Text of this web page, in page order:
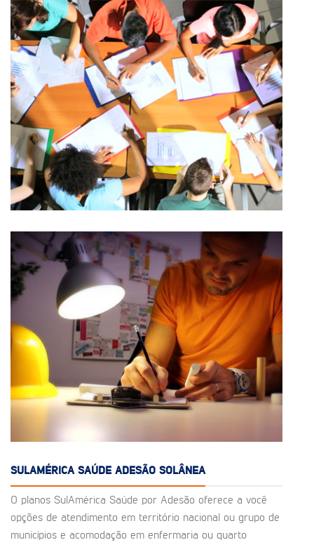
SULAMÉRICA SAÚDE ADESÃO SOLÂNEA
O planos SulAmérica Saúde por Adesão oferece a você
opções de atendimento em território nacional ou grupo de
municípios e acomodação em enfermaria ou quarto